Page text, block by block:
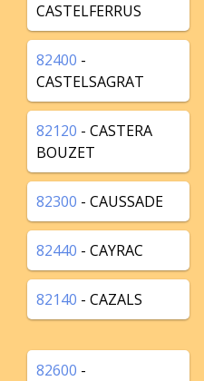
CASTELFERRUS
82400 -
CASTELSAGRAT
82120 - CASTERA
BOUZET
82300 - CAUSSADE
82440 - CAYRAC
82140 - CAZALS
82600 -